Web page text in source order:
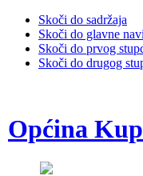
Skoči do sadržaja
Skoči do glavne
Skoči do prvog
Skoči do drugog
Općina